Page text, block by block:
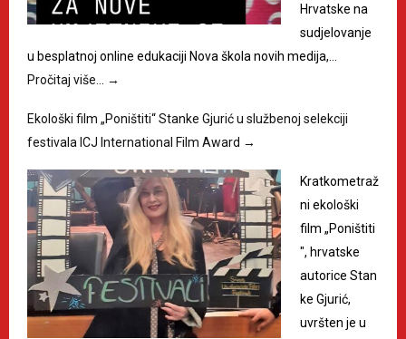
Hrvatske na
sudjelovanje
u besplatnoj online edukaciji Nova škola novih medija,…
Pročitaj više…
→
Ekološki film „Poništiti“ Stanke Gjurić u službenoj selekciji
festivala ICJ International Film Award →
Kratkometraž
ni ekološki
film „Poništiti
", hrvatske
autorice Stan
ke Gjurić,
uvršten je u